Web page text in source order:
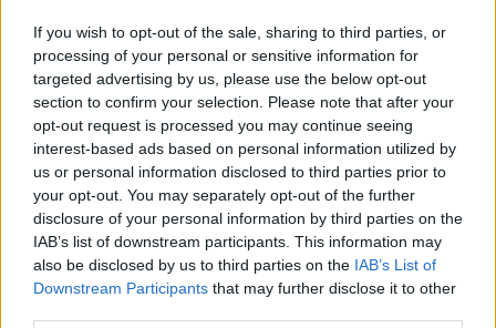
If you wish to opt-out of the sale, sharing to third parties, or
processing of your personal or sensitive information for
targeted advertising by us, please use the below opt-out
section to confirm your selection. Please note that after your
opt-out request is processed you may continue seeing
interest-based ads based on personal information utilized by
us or personal information disclosed to third parties prior to
your opt-out. You may separately opt-out of the further
disclosure of your personal information by third parties on the
IAB’s list of downstream participants. This information may
also be disclosed by us to third parties on the IAB’s List of
Downstream Participants that may further disclose it to other
Πιο δημοφιλή
1 Ηφαίστειο Σαντορίνης: Ένας 15χρονος που
δεν πρόλαβε να ξεφύγει από το τσουνάμι
μπορεί να αλλάξει τη χρονολογία της
προϊστορικής έκρηξης
2Ελίζαμπεθ Ελέτσι και Νεκτάριος Λεμονίδης
πήγαν στον Άγιο Νεκτάριο Βούλας για να
πάρουν την ευχή για τον γιο τους
3Παρκαδόρος στο Ελαφονήσι συνελήφθη